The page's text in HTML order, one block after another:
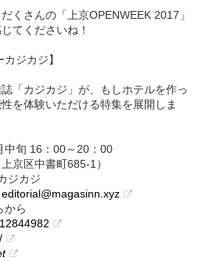
くさんの「上京OPENWEEK 2017」
てくださいね！
ジカジ】
「カジカジ」が、もしホテルを作っ
を体験いただける特集を展開しま
旬 16：00～20：00
京区中書町685-1）
ジカジ
editorial@magasinn.xyz
ら